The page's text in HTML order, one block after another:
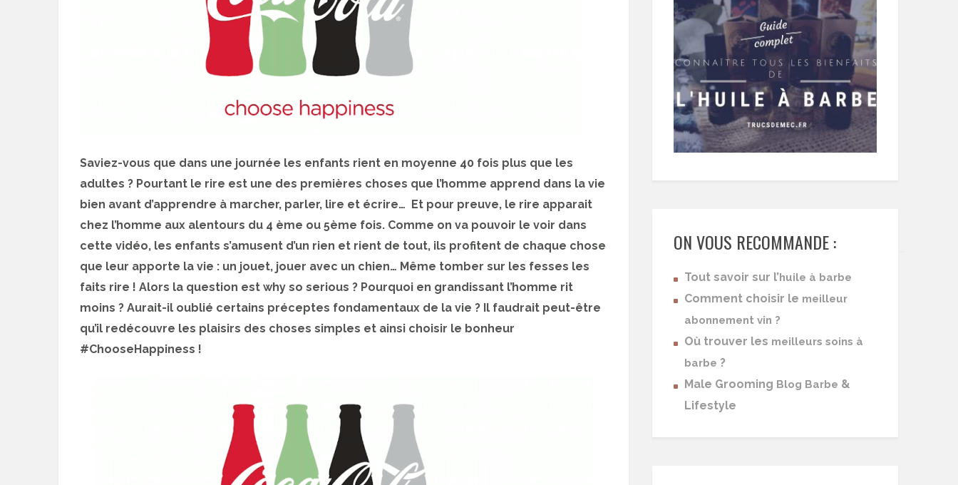
Saviez-vous que dans une journée les enfants rient en moyenne 40 fois plus que les
adultes ? Pourtant le rire est une des premières choses que l’homme apprend dans la vie
bien avant d’apprendre à marcher, parler, lire et écrire… Et pour preuve, le rire apparait
chez l’homme aux alentours du 4 ème ou 5ème fois. Comme on va pouvoir le voir dans
cette vidéo, les enfants s’amusent d’un rien et rient de tout, ils profitent de chaque chose
que leur apporte la vie : un jouet, jouer avec un chien… Même tomber sur les fesses les
faits rire ! Alors la question est why so serious ? Pourquoi en grandissant l’homme rit
moins ? Aurait-il oublié certains préceptes fondamentaux de la vie ? Il faudrait peut-être
qu’il redécouvre les plaisirs des choses simples et ainsi choisir le bonheur
#ChooseHappiness !
ON VOUS RECOMMANDE :
Tout savoir sur l’ huile à barbe
Comment choisir le meilleur
abonnement vin ?
Où trouver les meilleurs soins à
barbe ?
Male Grooming Blog Barbe &
Lifestyle